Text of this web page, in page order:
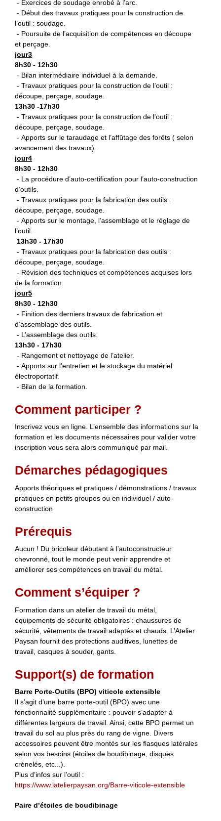
- Exercices de soudage enrobé à l’arc.
- Début des travaux pratiques pour la construction de
l’outil : soudage.
- Poursuite de l’acquisition de compétences en découpe
et perçage.
jour3
8h30 - 12h30
- Bilan intermédiaire individuel à la demande.
- Travaux pratiques pour la construction de l’outil :
découpe, perçage, soudage.
13h30 -17h30
- Travaux pratiques pour la construction de l’outil :
découpe, perçage, soudage.
- Apports sur le taraudage et l’affûtage des forêts ( selon
avancement des travaux).
jour4
8h30 - 12h30
- La procédure d’auto-certification pour l’auto-construction
d’outils.
- Travaux pratiques pour la fabrication des outils :
découpe, perçage, soudage.
- Apports sur le montage, l’assemblage et le réglage de
l’outil.
13h30 - 17h30
- Travaux pratiques pour la fabrication des outils :
découpe, perçage, soudage.
- Révision des techniques et compétences acquises lors
de la formation.
jour5
8h30 - 12h30
- Finition des derniers travaux de fabrication et
d’assemblage des outils.
- L’assemblage des outils.
13h30 - 17h30
- Rangement et nettoyage de l’atelier.
- Apports sur l’entretien et le stockage du matériel
électroportatif.
- Bilan de la formation.
Comment participer ?
Inscrivez vous en ligne. L’ensemble des informations sur la
formation et les documents nécessaires pour valider votre
inscription vous sera alors communiqué par mail.
Démarches pédagogiques
Apports théoriques et pratiques / démonstrations / travaux
pratiques en petits groupes ou en individuel / auto-
construction
Prérequis
Aucun ! Du bricoleur débutant à l’autoconstructeur
chevronné, tout le monde peut venir apprendre et
améliorer ses compétences en travail du métal.
Comment s’équiper ?
Formation dans un atelier de travail du métal,
équipements de sécurité obligatoires : chaussures de
sécurité, vêtements de travail adaptés et chauds. L’Atelier
Paysan fournit des protections auditives, lunettes de
travail, casques à souder, gants.
Support(s) de formation
Barre Porte-Outils (BPO) viticole extensible
Il s’agit d’une barre porte-outil (BPO) avec une
fonctionnalité supplémentaire : pouvoir s’adapter à
différentes largeurs de travail. Ainsi, cette BPO permet un
travail du sol au plus près du rang de vigne. Divers
accessoires peuvent être montés sur les flasques latérales
selon vos besoins (étoiles de boudibinage, disques
crénelés, etc...).
Plus d’infos sur l’outil :
https://www.latelierpaysan.org/Barre-viticole-extensible
Paire d’étoiles de boudibinage